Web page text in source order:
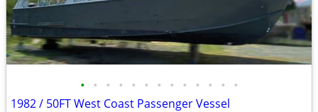
• • • • • • • • • • • • •
1982 / 50FT West Coast Passenger Vessel